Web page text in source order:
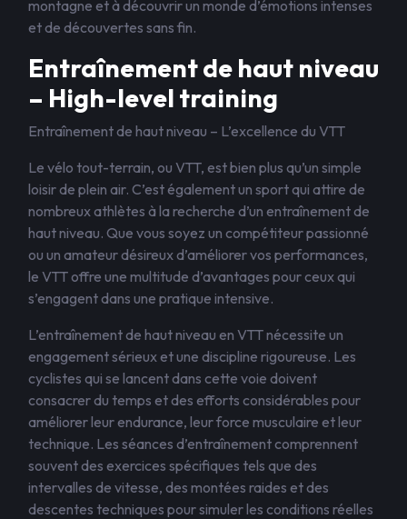
montagne et à découvrir un monde d’émotions intenses
et de découvertes sans fin.
Entraînement de haut niveau
– High-level training
Entraînement de haut niveau – L’excellence du VTT
Le vélo tout-terrain, ou VTT, est bien plus qu’un simple
loisir de plein air. C’est également un sport qui attire de
nombreux athlètes à la recherche d’un entraînement de
haut niveau. Que vous soyez un compétiteur passionné
ou un amateur désireux d’améliorer vos performances,
le VTT offre une multitude d’avantages pour ceux qui
s’engagent dans une pratique intensive.
L’entraînement de haut niveau en VTT nécessite un
engagement sérieux et une discipline rigoureuse. Les
cyclistes qui se lancent dans cette voie doivent
consacrer du temps et des efforts considérables pour
améliorer leur endurance, leur force musculaire et leur
technique. Les séances d’entraînement comprennent
souvent des exercices spécifiques tels que des
intervalles de vitesse, des montées raides et des
descentes techniques pour simuler les conditions réelles